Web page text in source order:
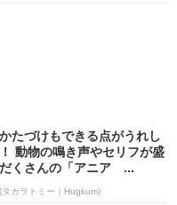
たづけもできる点がうれし
動物の鳴き声やセリフが盛
だくさんの「アニア ...
タカラトミー｜Hugkum)